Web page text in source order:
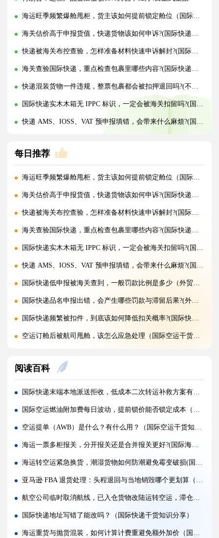
海运旺季频繁爆舱甩柜，货主该如何提前锁定舱位（国际海运干货知识分享）
海关估价高于申报货值，快递货物该如何申诉?(国际快递干货知识分享)
快递被海关布控查验，怎样准备材料快速申诉解封?(国际快递干货知识分享)
海关查验国际快递，重点检查包裹里哪些内容?(国际快递干货知识分享)
快递混装货物一件违规，整票包裹都会被扣押退回吗?(不清楚的外贸人看过来)
国际快递实木木箱无 IPPC 标识，一定会被海关扣留吗?(国际快递干货知识分享)
快递 AMS、IOSS、VAT 预申报填错，会带来什么麻烦?(国际快递干货知识分享)
每日推荐
海运旺季频繁爆舱甩柜，货主该如何提前锁定舱位（国际海运干货知识分享）
海关估价高于申报货值，快递货物该如何申诉?(国际快递干货知识分享)
快递被海关布控查验，怎样准备材料快速申诉解封?(国际快递干货知识分享)
海关查验国际快递，重点检查包裹里哪些内容?(国际快递干货知识分享)
国际快递实木木箱无 IPPC 标识，一定会被海关扣留吗?(国际快递干货知识分享)
快递 AMS、IOSS、VAT 预申报填错，会带来什么麻烦?(国际快递干货知识分享)
国际快递低申报被海关查到，一般罚款比例是多少（外贸人请注意）
国际快递品名申报出错，会产生哪些罚款与滞留后果?(外贸人请注意)
国际快递频繁被扣件，到底该如何降低扣关概率?(国际快递干货知识分享)
空运订舱后被航司甩舱，该怎么应急处理（国际空运干货知识分享）
加急国际空运真的能提速，靠谱吗?(国际空运干货知识分享)
FBA 空运出现丢件破损，理赔流程怎么走（国际空运干货知识分享）
FBA 空运头程该怎么挑选靠谱物流货代（国际空运干货知识分享）
FBA 空运货物超重超尺寸会产生哪些附加费?(不清楚的亚马逊卖家看过来)
亚马逊 FBA 空运，空派和纯空运该怎么选择?(不清楚的亚马逊卖家看过来)
空运货物被海关布控，如何快速提交材料申诉（国际空运干货知识分享）
实木包装走国际空运必须做熏蒸热处理吗（国际空运干货知识分享）
国际空运低申报被海关查到，罚款比例是多少?(国际空运干货知识分享)
国际空运的运单有什么作用，包含哪些关键信息（国际空运干货知识分享）
阅读百科
国际快递末端本地派送拒收，低成本二次转运补救方案有哪些（国际快递干货知识分享）
国际空运燃油附加费每日波动，提前锁价能否锁定成本（国际空运干货知识分享）
空运提单（AWB）是什么？有什么用？（国际空运干货知识分享）
海运一票多柜报关，分开报关还是合并报关更好?(国际海运干货知识分享)
海运转空运紧急换货，潮湿货物如何防潮避免霉变破损(国际物流干货知识分享)
亚马逊 FBA 退货处理：头程退回与当地销毁哪个更划算（跨境电商卖家请注意）
航空公司临时取消航线，已入仓货物改陆运转空运，滞仓成本承担划分标准（国际空运干货知识分享）
国际快递地址写错了能改吗？（国际快递干货知识分享）
海运重货与抛货混装，如何计算计费重避免额外加价（国际海运干货知识分享）